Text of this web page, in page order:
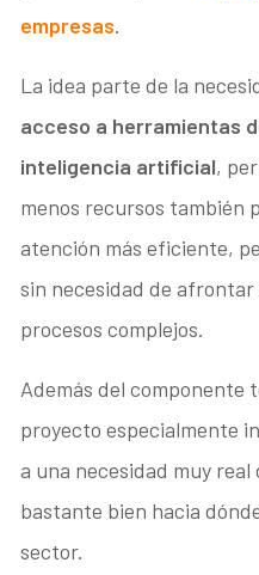
empresas.
La idea parte de la
acceso a herramientas
inteligencia artificial,
menos recursos también
atención más eficiente,
sin necesidad de
procesos complejos.
Además del componente
proyecto especialmente
a una necesidad muy
bastante bien hacia
sector.